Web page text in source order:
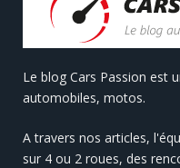
Le blog Cars Passion est
automobiles, motos.
A travers nos articles,
sur 4 ou 2 roues, des